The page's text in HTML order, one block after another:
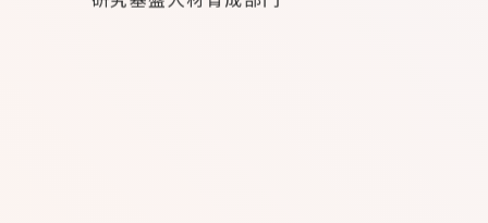
研究基盤人材育成部門